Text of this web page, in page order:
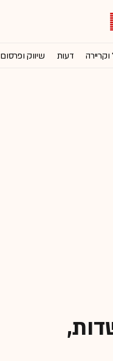
וקריירה דעות שיווק ופרסום